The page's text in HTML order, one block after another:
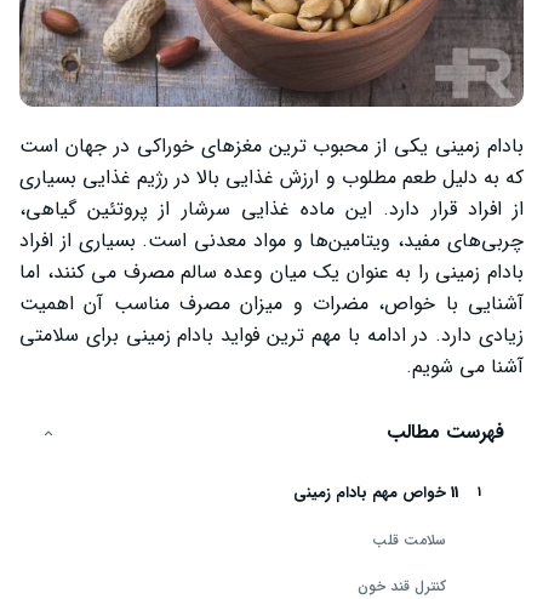
بادام زمینی یکی از محبوب‌ ترین مغزهای خوراکی در جهان است
که به دلیل طعم مطلوب و ارزش غذایی بالا در رژیم غذایی بسیاری
از افراد قرار دارد. این ماده غذایی سرشار از پروتئین گیاهی،
چربی‌های مفید، ویتامین‌ها و مواد معدنی است. بسیاری از افراد
بادام زمینی را به عنوان یک میان‌ وعده سالم مصرف می ‌کنند، اما
آشنایی با خواص، مضرات و میزان مصرف مناسب آن اهمیت
زیادی دارد. در ادامه با مهم ‌ترین فواید بادام زمینی برای سلامتی
آشنا می‌ شویم.
فهرست مطالب
11 خواص مهم بادام زمینی
سلامت قلب
کنترل قند خون